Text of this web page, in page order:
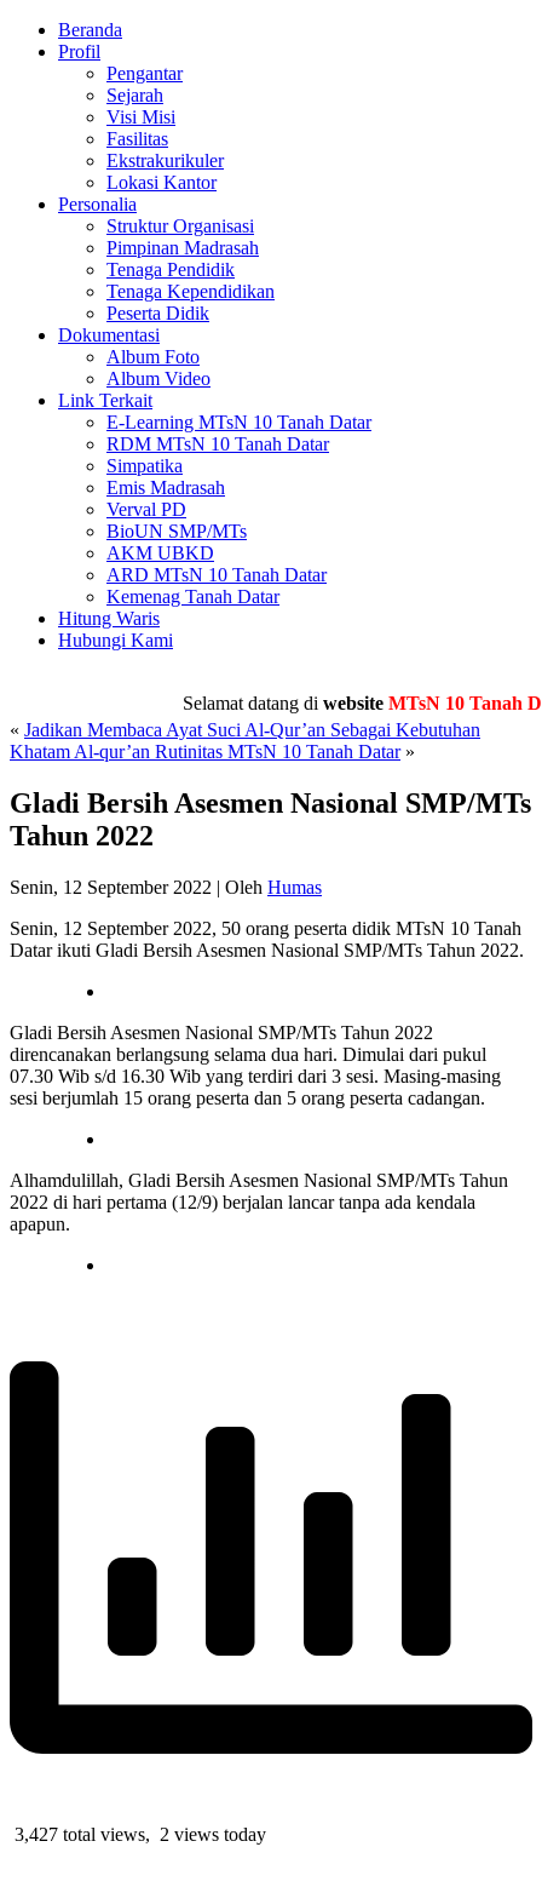
Beranda
Profil
Pengantar
Sejarah
Visi Misi
Fasilitas
Ekstrakurikuler
Lokasi Kantor
Personalia
Struktur Organisasi
Pimpinan Madrasah
Tenaga Pendidik
Tenaga Kependidikan
Peserta Didik
Dokumentasi
Album Foto
Album Video
Link Terkait
E-Learning MTsN 10 Tanah Datar
RDM MTsN 10 Tanah Datar
Simpatika
Emis Madrasah
Verval PD
BioUN SMP/MTs
AKM UBKD
ARD MTsN 10 Tanah Datar
Kemenag Tanah Datar
Hitung Waris
Hubungi Kami
Selamat datang diwebsite MTsN 10 Tanah
« Jadikan Membaca Ayat Suci Al-Qur’an Sebagai Kebutuhan
Khatam Al-qur’an Rutinitas MTsN 10 Tanah Datar»
Gladi Bersih Asesmen Nasional SMP/MTs
Tahun 2022
Senin, 12 September 2022 | Oleh Humas
Senin, 12 September 2022, 50 orang peserta didik MTsN 10 Tanah
Datar ikuti Gladi Bersih Asesmen Nasional SMP/MTs Tahun 2022.
Gladi Bersih Asesmen Nasional SMP/MTs Tahun 2022
direncanakan berlangsung selama dua hari. Dimulai dari pukul
07.30 Wib s/d 16.30 Wib yang terdiri dari 3 sesi. Masing-masing
sesi berjumlah 15 orang peserta dan 5 orang peserta cadangan.
Alhamdulillah, Gladi Bersih Asesmen Nasional SMP/MTs Tahun
2022 di hari pertama (12/9) berjalan lancar tanpa ada kendala
apapun.
3,427 total views, 2 views today